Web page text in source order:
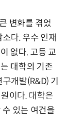
변화를 겪었
다. 우수 인재
없다. 고등 교
대학의 기존
개발(R&D) 기
이다. 대학은
수 있는 여건을